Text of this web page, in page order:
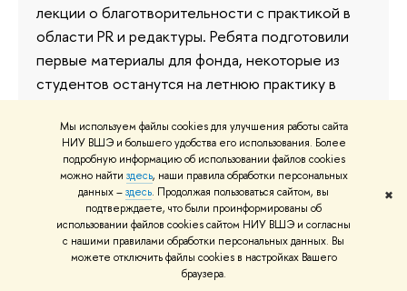
Мы используем файлы cookies для улучшения работы сайта
НИУ ВШЭ и большего удобства его использования. Более
подробную информацию об использовании файлов cookies
можно найти здесь, наши правила обработки персональных
данных –здесь. Продолжая пользоваться сайтом, вы
подтверждаете, что были проинформированы об
использовании файлов cookies сайтом НИУ ВШЭ и согласны
с нашими правилами обработки персональных данных. Вы
можете отключить файлы cookies в настройках Вашего
браузера.
✖
лекции о благотворительности с практикой в
области PR и редактуры. Ребята подготовили
первые материалы для фонда, некоторые из
студентов останутся на летнюю практику в
28 апреля 2023
«Социальные проблемы
существуют, но мы не всегда
осознаем их глубину»